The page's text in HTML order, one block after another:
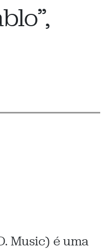
Music) é uma